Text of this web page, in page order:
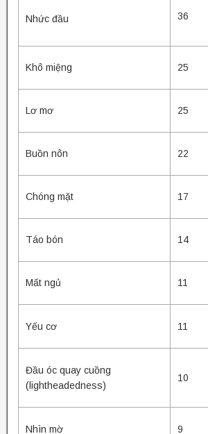
Nhức đầu 36
Khô miệng 25
Lơ mơ 25
Buồn nôn 22
Chóng mặt 17
Táo bón 14
Mất ngủ 11
Yếu cơ 11
Đầu óc quay cuồng
(lightheadedness)
10
Nhìn mờ 9